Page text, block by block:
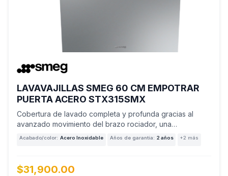
LAVAVAJILLAS SMEG 60 CM EMPOTRAR
PUERTA ACERO STX315SMX
Cobertura de lavado completa y profunda gracias al
avanzado movimiento del brazo rociador, una
innovación…
Acabado/color: Acero Inoxidable Años de garantía: 2 años +2 más
$31,900.00